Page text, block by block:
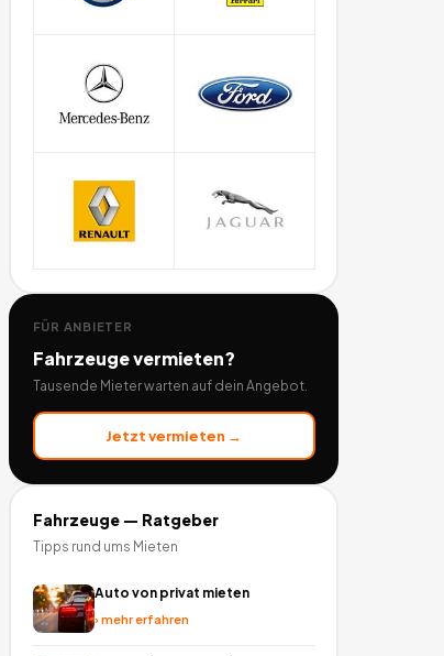
FÜR ANBIETER
Fahrzeugevermieten?
Tausende Mieter warten auf dein Angebot.
Jetzt vermieten →
Fahrzeuge— Ratgeber
Tipps rund ums Mieten
Auto von privat mieten
›mehr erfahren